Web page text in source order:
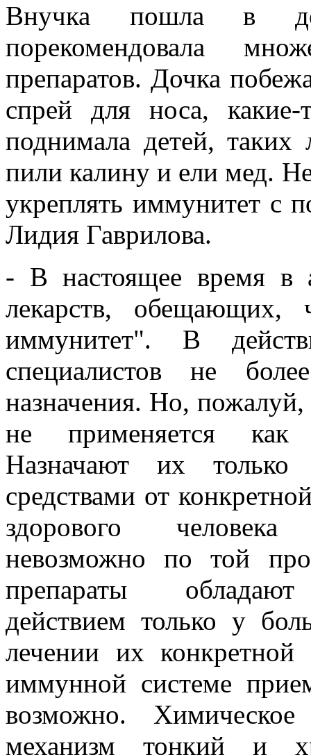
Внучка пошла в
порекомендовала
препаратов. Дочка
спрей для носа,
поднимала детей,
пили калину и ели мед.
укреплять иммунитет с
Лидия Гаврилова.
- В настоящее время в
лекарств,
иммунитет". В
специалистов не
назначения. Но,
не применяется как
Назначают их
средствами от
здорового человека
невозможно по той
препараты обладают
действием только у
лечении их
иммунной системе
возможно.
механизм тонкий и